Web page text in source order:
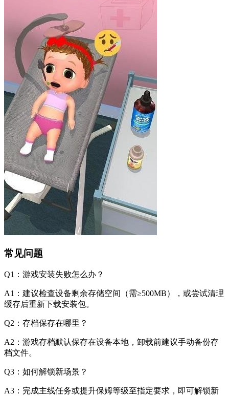
常见问题
Q1：游戏安装失败怎么办？
A1：建议检查设备剩余存储空间（需≥500MB），或尝试清理
缓存后重新下载安装包。
Q2：存档保存在哪里？
A2：游戏存档默认保存在设备本地，卸载前建议手动备份存
档文件。
Q3：如何解锁新场景？
A3：完成主线任务或提升保姆等级至指定要求，即可解锁新